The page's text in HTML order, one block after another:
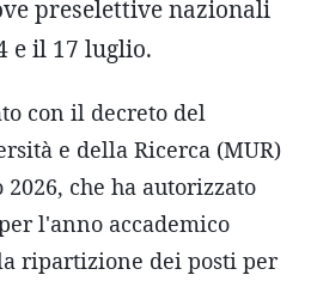
preselettive nazionali
e il 17 luglio.
con il decreto del
e della Ricerca (MUR)
che ha autorizzato
l'anno accademico
ripartizione dei posti per